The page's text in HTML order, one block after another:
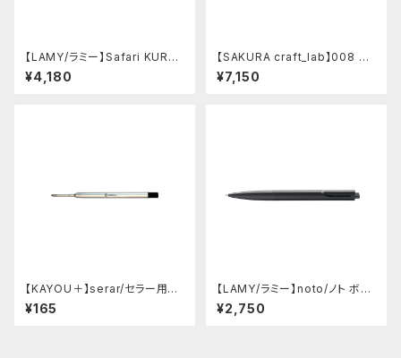
【LAMY/ラミー】Safari KURU
TOGA inside シャープペンシ
ル (ビスタ)
¥4,180
【SAKURA craft_lab】008 ゲ
ルインキボールペン (アシッドピ
ンク)
¥7,150
【KAYOU＋】serar/セラー用リ
フィル
¥165
【LAMY/ラミー】noto/ノト ボー
ルペン・限定色 (オールブラック)
¥2,750